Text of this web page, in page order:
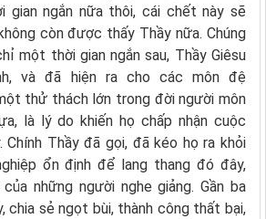
gian ngắn nữa thôi, cái chết này sẽ
còn được thấy Thầy nữa. Chúng
một thời gian ngắn sau, Thầy Giêsu
và đã hiện ra cho các môn đệ
thử thách lớn trong đời người môn
là lý do khiến họ chấp nhận cuộc
Chính Thầy đã gọi, đã kéo họ ra khỏi
ổn định để lang thang đó đây,
những người nghe giảng. Gần ba
chia sẻ ngọt bùi, thành công thất bại,